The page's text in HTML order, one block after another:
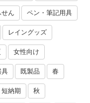
せん ペン・筆記用具
レイングッズ
女性向け
具 既製品 春
短納期 秋